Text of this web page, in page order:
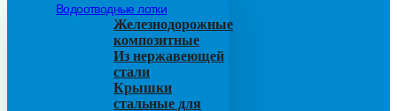
Водоотводные лотки
Железнодорожные
композитные
Из нержавеющей
стали
Крышки
стальные для